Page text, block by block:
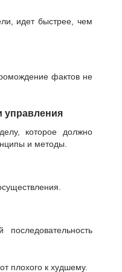
идет быстрее, чем
фактов не
управления
которое должно
и методы.
плохого к худшему.